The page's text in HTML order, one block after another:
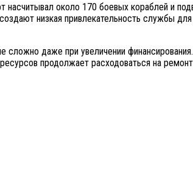
около 170 боевых кораблей и
низкая привлекательность службы
даже при увеличении
продолжает расходоваться на